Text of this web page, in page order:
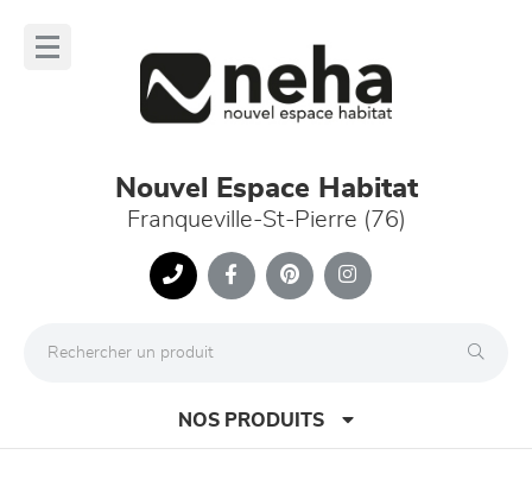
Nouvel Espace Habitat
Franqueville-St-Pierre (76)
NOS PRODUITS